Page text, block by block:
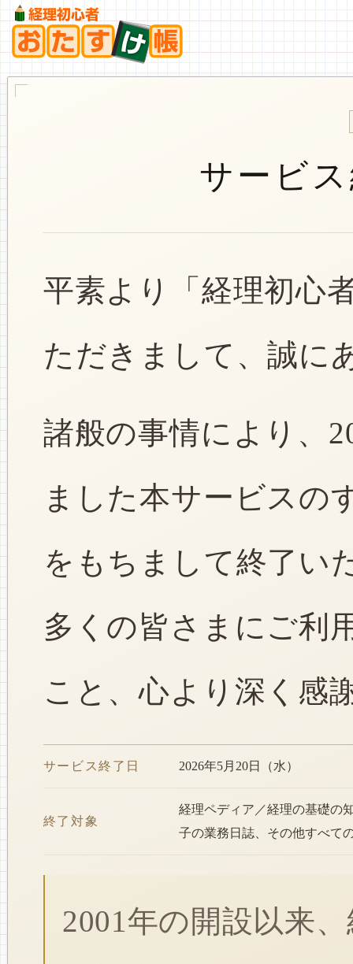
サービ
平素より「経理初心
ただきまして、誠に
諸般の事情により、
ました本サービスの
をもちまして終了い
多くの皆さまにご利
こと、心より深く感
サービス終了日 2026年5月20日（水）
終了対象
経理ペディア／経理の基礎の
子の業務日誌、その他すべて
2001年の開設以来